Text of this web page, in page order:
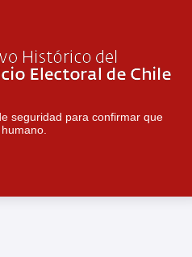
seguridad para confirmar que